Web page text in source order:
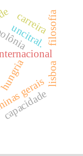
hungria
gerais
uncitral.
capacidade
carreira
lisboa
filosofía